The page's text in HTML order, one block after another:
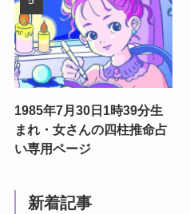
1985年7月30日1時39分生
まれ・女さんの四柱推命占
い専用ページ
新着記事